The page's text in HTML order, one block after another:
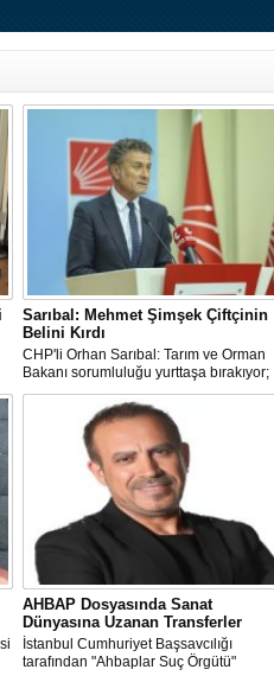
Sarıbal: Mehmet Şimşek Çiftçinin
Belini Kırdı
CHP'li Orhan Sarıbal: Tarım ve Orman
Bakanı sorumluluğu yurttaşa bırakıyor;
Mehmet Şimşek enflasyonun değil,
çiftçinin belini kırdı
AHBAP Dosyasında Sanat
Dünyasına Uzanan Transferler
İstanbul Cumhuriyet Başsavcılığı
tarafından "Ahbaplar Suç Örgütü"